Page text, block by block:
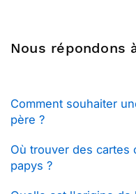
Nous répondons
Comment souhaiter
père ?
Où trouver des cartes
papys ?